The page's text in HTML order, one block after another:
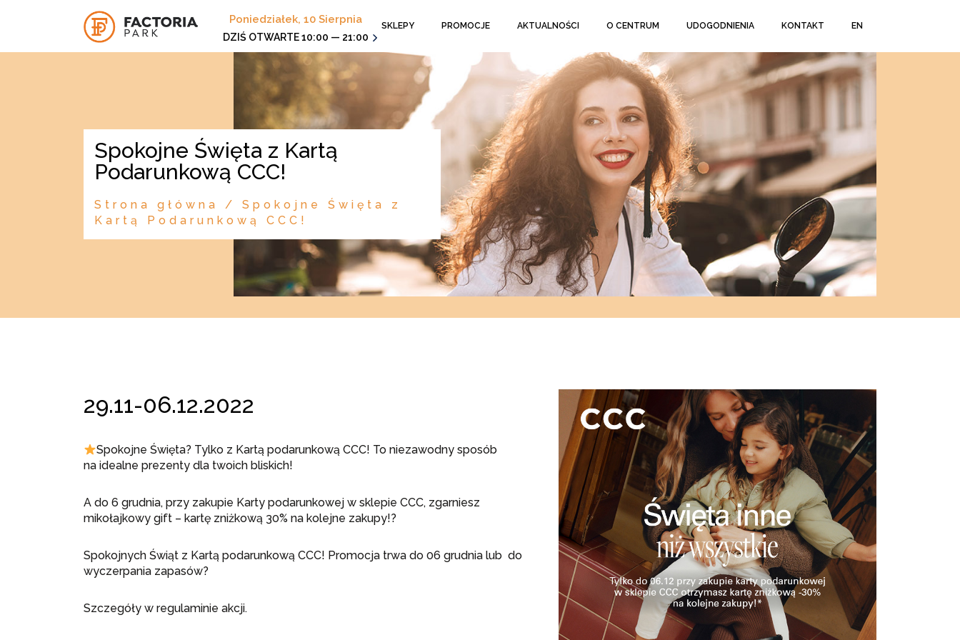
Poniedziałek, 10 Sierpnia
DZIŚ OTWARTE10:00 — 21:00
SKLEPY PROMOCJE AKTUALNOŚCI O CENTRUM UDOGODNIENIA KONTAKT EN
Spokojne Święta z Kartą
Podarunkową CCC!
Strona główna / Spokojne Święta z
Kartą Podarunkową CCC!
29.11-06.12.2022
Spokojne Święta? Tylko z Kartą podarunkową CCC! To niezawodny sposób
na idealne prezenty dla twoich bliskich!
A do 6 grudnia, przy zakupie Karty podarunkowej w sklepie CCC, zgarniesz
mikołajkowy gift – kartę zniżkową 30% na kolejne zakupy!?
Spokojnych Świąt z Kartą podarunkową CCC! Promocja trwa do 06 grudnia lub do
wyczerpania zapasów?
Szczegóły w regulaminie akcji.